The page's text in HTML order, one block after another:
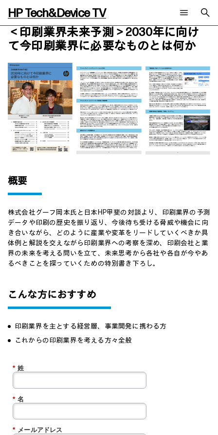
HP Tech&Device TV
新着コンテンツ
全てのコンテンツ
チャンネル
AIの進化と活用事例
製品トレンド & レビュー
サイバーセキュリティ
教育とテクノロジー
自治体・公共
ハイブリッドワーク
タグ
事例
イベントレポート
AI PC
AIワークステーション
Poly
WXP（DEXツール）
イベント・コラム
ご相談
メールニュース会員登録
日本HP 公式Webサイト
検索
HP Tech&Device TV 内のコンテンツを検索します。
＜印刷業界未来予測＞ 2030年に向け
て今印刷業界に必要なものとは何か
概要
株式会社グーフ岡本氏と日本HP甲斐の対談より、印刷業界の予測
データや印刷の歴史を振り返り、今後待ち受ける脅威や機会に向
き合いながら、どのように産業や変革をリードしていくべきか具
体例と解説を交えながら印刷業界への考察を深め、印刷会社と業
界の未来を考える問いを立て、未来思考から各社や各自が今やあ
るべきことを探っていくための特別書き下ろし。
こんな方におすすめ
印刷業界を主とする経営層、事業開発に携わる方
これからの印刷業界を考える方々全般
* 姓
* 名
* メールアドレス